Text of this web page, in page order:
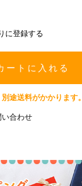
に登録する
ートに入れる
途送料がかかります。
合わせ